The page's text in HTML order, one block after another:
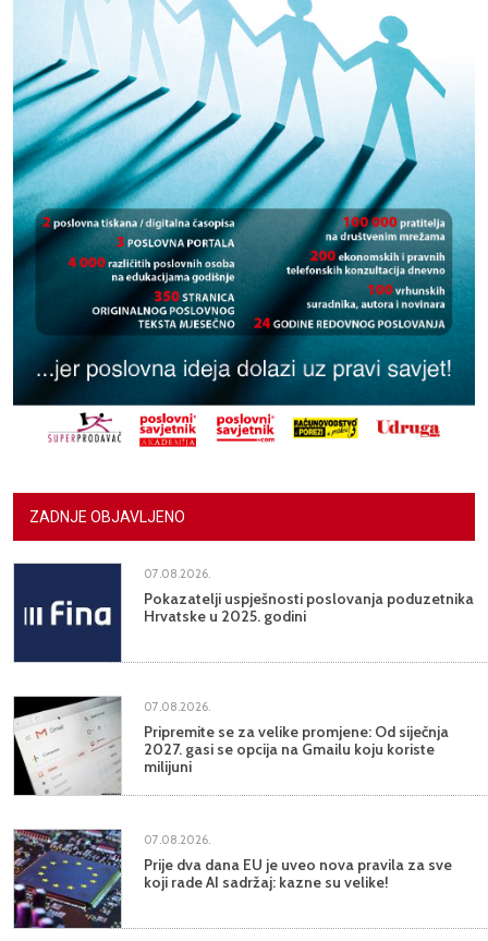
ZADNJE OBJAVLJENO
07.08.2026.
Pokazatelji uspješnosti poslovanja poduzetnika
Hrvatske u 2025. godini
07.08.2026.
Pripremite se za velike promjene: Od siječnja
2027. gasi se opcija na Gmailu koju koriste
milijuni
07.08.2026.
Prije dva dana EU je uveo nova pravila za sve
koji rade AI sadržaj: kazne su velike!